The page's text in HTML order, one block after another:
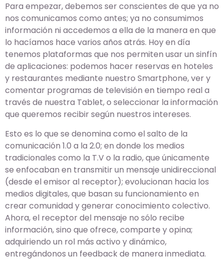
Para empezar, debemos ser conscientes de que ya no
nos comunicamos como antes; ya no consumimos
información ni accedemos a ella de la manera en que
lo hacíamos hace varios años atrás. Hoy en día
tenemos plataformas que nos permiten usar un sinfín
de aplicaciones: podemos hacer reservas en hoteles
y restaurantes mediante nuestro Smartphone, ver y
comentar programas de televisión en tiempo real a
través de nuestra Tablet, o seleccionar la información
que queremos recibir según nuestros intereses.
Esto es lo que se denomina como el salto de la
comunicación 1.0 a la 2.0; en donde los medios
tradicionales como la T.V o la radio, que únicamente
se enfocaban en transmitir un mensaje unidireccional
(desde el emisor al receptor); evolucionan hacia los
medios digitales, que basan su funcionamiento en
crear comunidad y generar conocimiento colectivo.
Ahora, el receptor del mensaje no sólo recibe
información, sino que ofrece, comparte y opina;
adquiriendo un rol más activo y dinámico,
entregándonos un feedback de manera inmediata.